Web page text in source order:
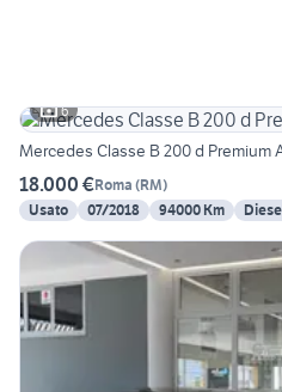
6
Mercedes Classe B 200 d Premium
18.000 €Roma (RM)
Usato
07/2018 94000 Km